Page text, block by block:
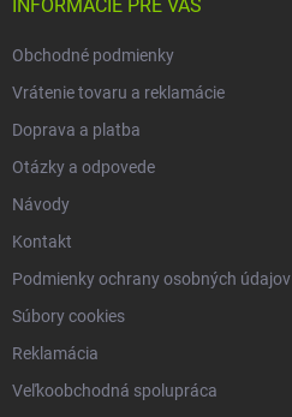
INFORMÁCIE PRE VÁS
Obchodné podmienky
Vrátenie tovaru a reklamácie
Doprava a platba
Otázky a odpovede
Návody
Kontakt
Podmienky ochrany osobných údajov
Súbory cookies
Reklamácia
Veľkoobchodná spolupráca